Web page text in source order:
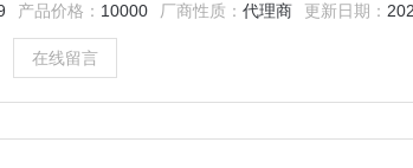
产品价格： 10000 厂商性质： 代理商 更新日期：
在线留言